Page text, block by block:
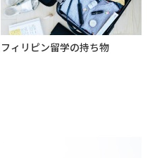
フィリピン留学の持ち物